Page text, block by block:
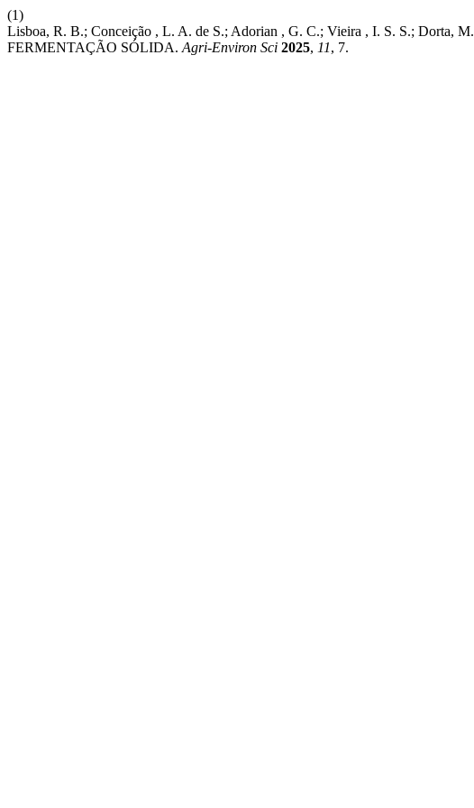
(1)
Lisboa, R. B.; Conceição , L. A. de S.; Adorian , G. C.; Vieira , I. S. S.;
FERMENTAÇÃO SÓLIDA. Agri-Environ Sci 2025, 11, 7.